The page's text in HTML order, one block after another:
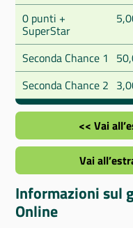
0 punti +
SuperStar
Seconda Chance 1
Seconda Chance 2
<< Vai
Vai
Informazioni sul
Online